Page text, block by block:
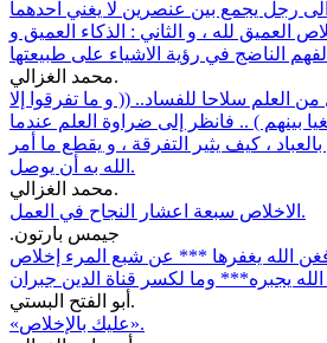
الى رجل يجمع بين عنصرين لا يغني احدهما
العميق لله ، و الثاني : الذكاء العميق و
محمد الغزالي.
العلم سلاحا للفساد.. (( و ما تفرقوا إلا
بينهم ) .. فانظر إلى ضراوة العلم عندما
، كيف يثير التفرقة ، و يقطع ما أمر
الله به أن يوصل.
محمد الغزالي.
الاخلاص سبعة اعشار النجاح في العمل.
.جيمس بارتون
الله يغفرها *** عن شبع المرء إخلاص
أبو الفتح البستي.
«عليك بالإخلاص».